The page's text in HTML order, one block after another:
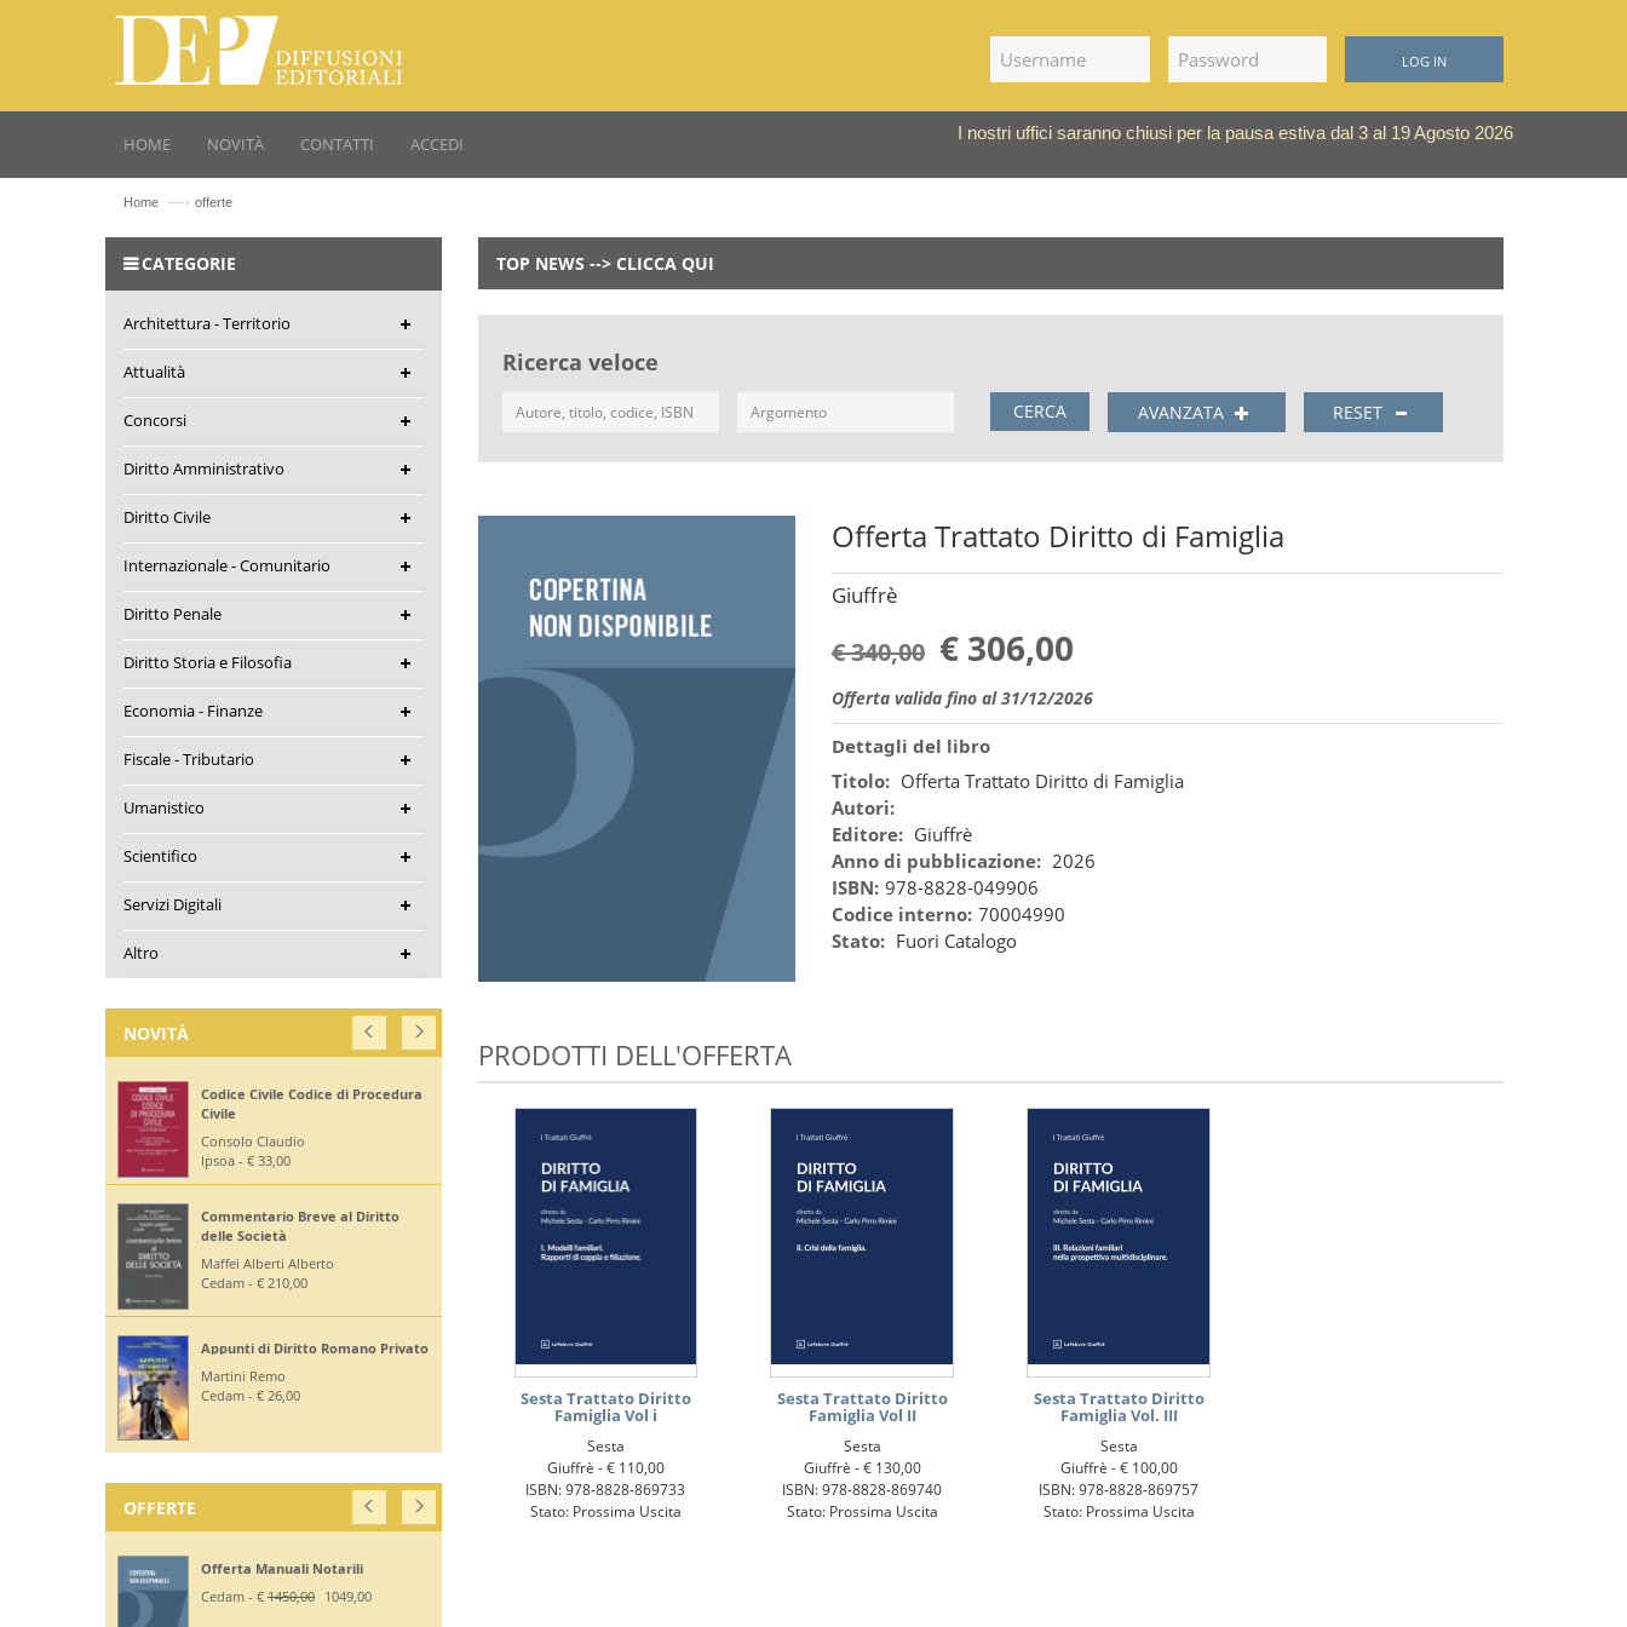
LOG IN
HOME NOVITÀ CONTATTI ACCEDI
I nostri uffici saranno chiusi per la pausa estiva dal 3 al 19 Agosto 2026
Home —› offerte
TOP NEWS --> CLICCA QUI
Ricerca veloce
CERCA AVANZATA RESET
Offerta Trattato Diritto di Famiglia
Giuffrè
€ 340,00 € 306,00
Offerta valida fino al 31/12/2026
Dettagli del libro
Titolo: Offerta Trattato Diritto di Famiglia
Autori:
Editore: Giuffrè
Anno di pubblicazione: 2026
ISBN: 978-8828-049906
Codice interno: 70004990
Stato: Fuori Catalogo
PRODOTTI DELL'OFFERTA
Sesta Trattato Diritto
Famiglia Vol i
Sesta
Giuffrè -€ 110,00
ISBN: 978-8828-869733
Stato: Prossima Uscita
Sesta Trattato Diritto
Famiglia Vol II
Sesta
Giuffrè -€ 130,00
ISBN: 978-8828-869740
Stato: Prossima Uscita
Sesta Trattato Diritto
Famiglia Vol. III
Sesta
Giuffrè -€ 100,00
ISBN: 978-8828-869757
Stato: Prossima Uscita
CATEGORIE
Architettura - Territorio
Attualità
Concorsi
Diritto Amministrativo
Diritto Civile
Internazionale - Comunitario
Diritto Penale
Diritto Storia e Filosofia
Economia - Finanze
Fiscale - Tributario
Umanistico
Scientifico
Servizi Digitali
Altro
NOVITÀ
Codice Civile Codice di Procedura
Civile
Consolo Claudio
Ipsoa - € 33,00
Commentario Breve al Diritto
delle Società
Maffei Alberti Alberto
Cedam - € 210,00
Appunti di Diritto Romano Privato
Martini Remo
Cedam - € 26,00
OFFERTE
Offerta Manuali Notarili
Cedam - € 1450,00 1049,00